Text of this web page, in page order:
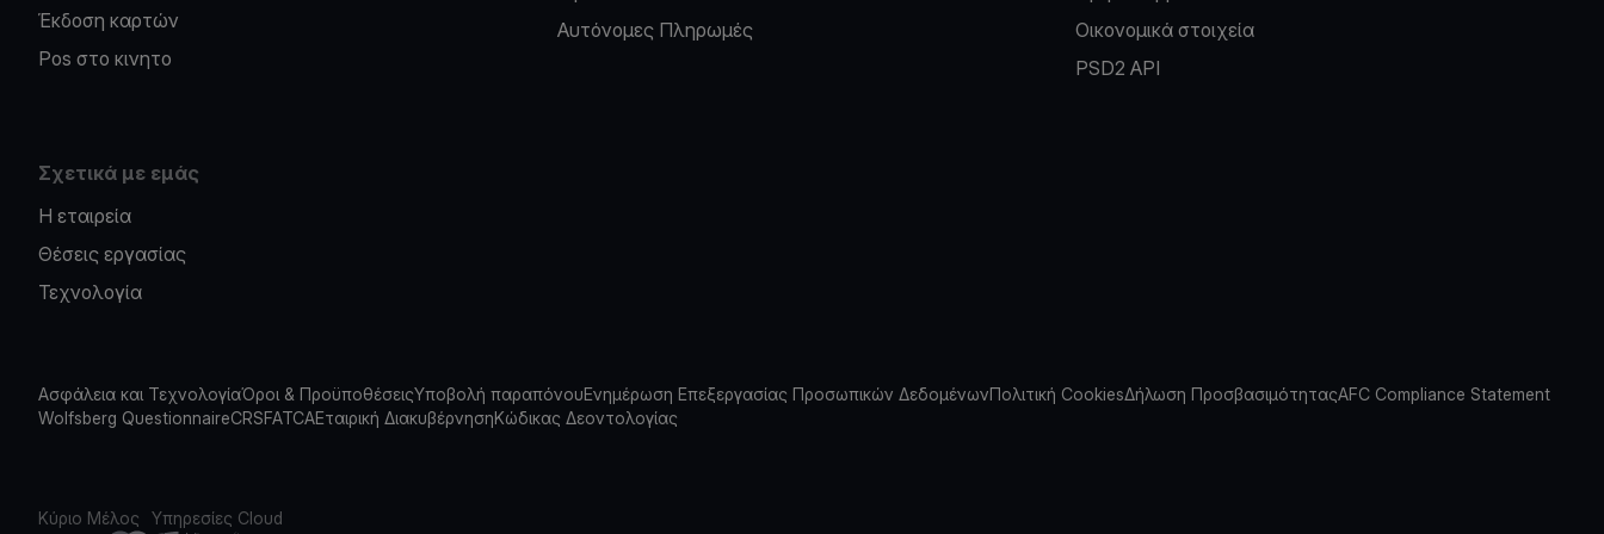
Έκδοση καρτών
Pos στο κινητο
Αυτόνομες Πληρωμές
Οικονομικά στοιχεία
PSD2 API
Σχετικά με εμάς
Η εταιρεία
Θέσεις εργασίας
Τεχνολογία
Ασφάλεια και ΤεχνολογίαΌροι & ΠροϋποθέσειςΥποβολή παραπόνουΕνημέρωση Επεξεργασίας Προσωπικών ΔεδομένωνΠολιτική CookiesΔήλωση ΠροσβασιμότηταςAFC Compliance Statement
Wolfsberg QuestionnaireCRSFATCAΕταιρική ΔιακυβέρνησηΚώδικας Δεοντολογίας
Κύριο Μέλος Υπηρεσίες Cloud